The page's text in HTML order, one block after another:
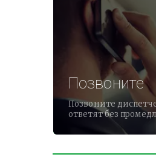
Позвоните
Позвоните
ответят без